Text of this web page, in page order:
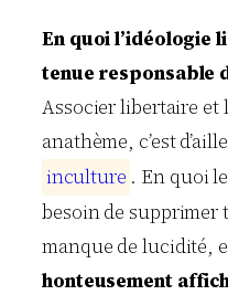
En quoi l’idéologie
tenue responsable
Associer libertaire et
anathème, c’est
inculture . En quoi
besoin de supprimer
manque de lucidité,
honteusement